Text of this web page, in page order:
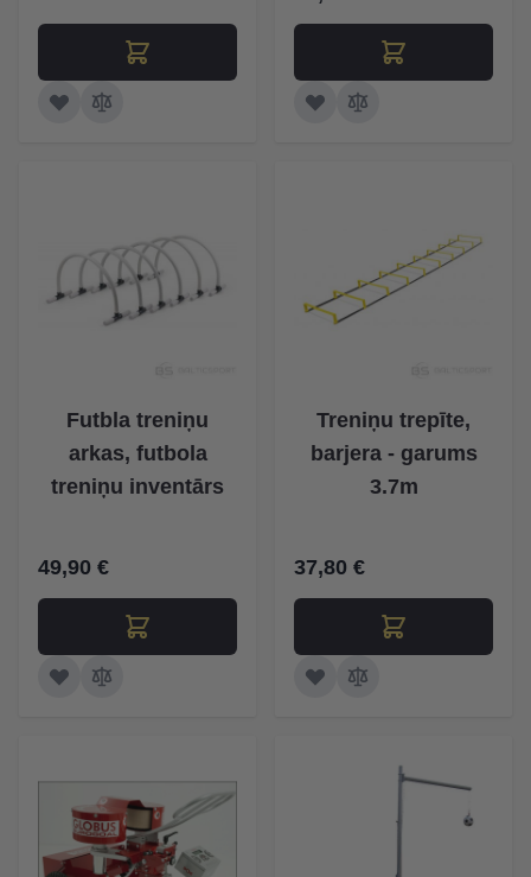
Futbla treniņu
arkas, futbola
treniņu inventārs
49,90 €
Treniņu trepīte,
barjera - garums
3.7m
37,80 €